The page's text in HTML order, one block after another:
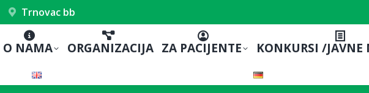
Trnovac bb
O NAMA ORGANIZACIJA ZA PACIJENTE KONKURSI /JAVNE